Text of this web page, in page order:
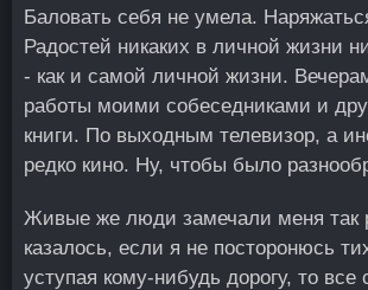
Баловать себя не умела.
Радостей никаких в личной жизни
- как и самой личной жизни.
работы моими собеседниками и
книги. По выходным телевизор, а
редко кино. Ну, чтобы было
Живые же люди замечали меня так
казалось, если я не посторонюсь
уступая кому-нибудь дорогу, то все